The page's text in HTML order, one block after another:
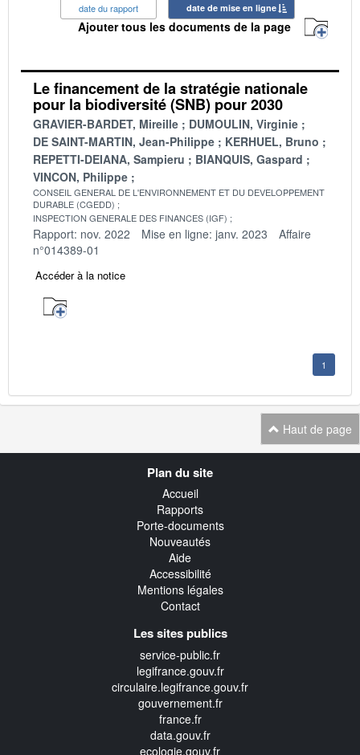
date du rapport date de mise en ligne
Ajouter tous les documents de la page
Le financement de la stratégie nationale
pour la biodiversité (SNB) pour 2030
GRAVIER-BARDET, Mireille
DUMOULIN, Virginie
DE SAINT-MARTIN, Jean-Philippe
KERHUEL, Bruno
REPETTI-DEIANA, Sampieru
BIANQUIS, Gaspard
VINCON, Philippe
CONSEIL GENERAL DE L'ENVIRONNEMENT ET DU DEVELOPPEMENT
DURABLE (CGEDD)
INSPECTION GENERALE DES FINANCES (IGF)
Rapport: nov. 2022 Mise en ligne: janv. 2023
Affaire
n°014389-01
Accéder à la notice
1
Haut de page
Plan du site
Accueil
Rapports
Porte-documents
Nouveautés
Aide
Accessibilité
Mentions légales
Contact
Les sites publics
service-public.fr
legifrance.gouv.fr
circulaire.legifrance.gouv.fr
gouvernement.fr
france.fr
data.gouv.fr
ecologie.gouv.fr